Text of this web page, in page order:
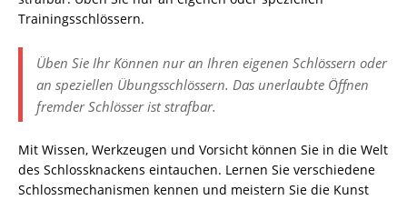
Trainingsschlössern.
Üben Sie Ihr Können nur an Ihren eigenen Schlössern oder
an speziellen Übungsschlössern. Das unerlaubte Öffnen
fremder Schlösser ist strafbar.
Mit Wissen, Werkzeugen und Vorsicht können Sie in die Welt
des Schlossknackens eintauchen. Lernen Sie verschiedene
Schlossmechanismen kennen und meistern Sie die Kunst